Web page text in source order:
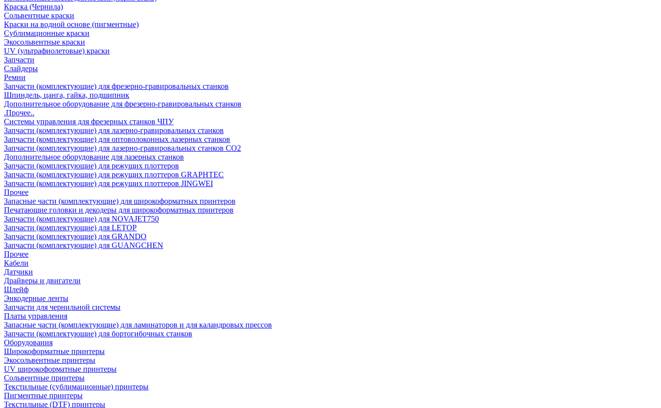
Краска (Чернила)
Сольвентные краски
Краски на водной основе (пигментные)
Сублимационные краски
Экосольвентные краски
UV (ультрафиолетовые) краски
Запчасти
Слайдеры
Ремни
Запчасти (комплектующие) для фрезерно-гравировальных станков
Шпиндель, цанга, гайка, подшипник
Дополнительное оборудование для фрезерно-гравировальных станков
.Прочее..
Системы управления для фрезерных станков ЧПУ
Запчасти (комплектующие) для лазерно-гравировальных станков
Запчасти (комплектующие) для оптоволоконных лазерных станков
Запчасти (комплектующие) для лазерно-гравировальных станков CO2
Дополнительное оборудование для лазерных станков
Запчасти (комплектующие) для режущих плоттеров
Запчасти (комплектующие) для режущих плоттеров GRAPHTEC
Запчасти (комплектующие) для режущих плоттеров JINGWEI
Прочее
Запасные части (комплектующие) для широкоформатных принтеров
Печатающие головки и декодеры для широкоформатных принтеров
Запчасти (комплектующие) для NOVAJET750
Запчасти (комплектующие) для LETOP
Запчасти (комплектующие) для GRANDO
Запчасти (комплектующие) для GUANGCHEN
Прочее
Кабели
Датчики
Драйверы и двигатели
Шлейф
Энкодерные ленты
Запчасти для чернильной системы
Платы управления
Запасные части (комплектующие) для ламинаторов и для каландровых прессов
Запчасти (комплектующие) для бортогибочных станков
Оборудования
Широкоформатные принтеры
Экосольвентные принтеры
UV широкоформатные принтеры
Сольвентные принтеры
Текстильные (сублимационные) принтеры
Пигментные принтеры
Текстильные (DTF) принтеры